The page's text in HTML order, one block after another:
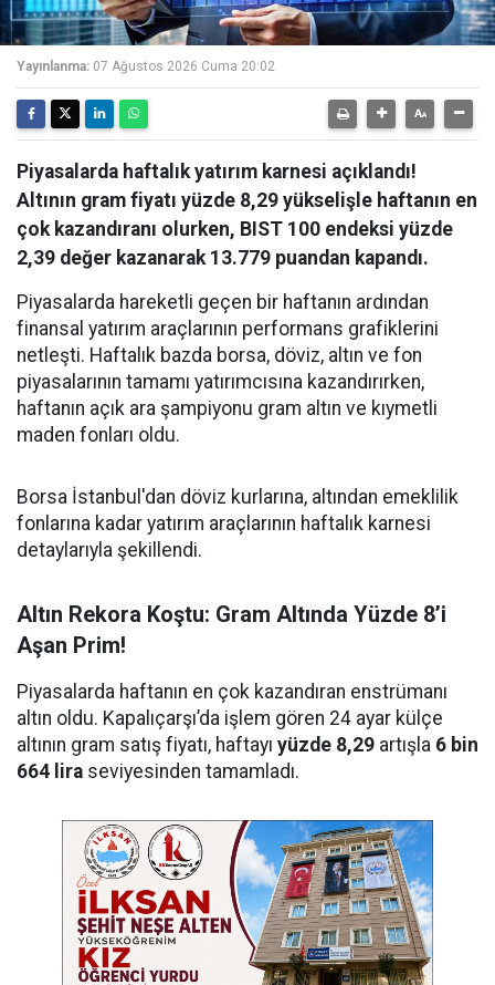
Yayınlanma: 07 Ağustos 2026 Cuma 20:02
Piyasalarda haftalık yatırım karnesi açıklandı!
Altının gram fiyatı yüzde 8,29 yükselişle haftanın en
çok kazandıranı olurken, BIST 100 endeksi yüzde
2,39 değer kazanarak 13.779 puandan kapandı.
Piyasalarda hareketli geçen bir haftanın ardından
finansal yatırım araçlarının performans grafiklerini
netleşti. Haftalık bazda borsa, döviz, altın ve fon
piyasalarının tamamı yatırımcısına kazandırırken,
haftanın açık ara şampiyonu gram altın ve kıymetli
maden fonları oldu.
Borsa İstanbul'dan döviz kurlarına, altından emeklilik
fonlarına kadar yatırım araçlarının haftalık karnesi
detaylarıyla şekillendi.
Altın Rekora Koştu: Gram Altında Yüzde 8’i
Aşan Prim!
Piyasalarda haftanın en çok kazandıran enstrümanı
altın oldu. Kapalıçarşı’da işlem gören 24 ayar külçe
altının gram satış fiyatı, haftayı yüzde 8,29 artışla 6 bin
664 lira seviyesinden tamamladı.